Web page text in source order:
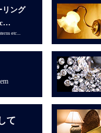
リング
etc...
て